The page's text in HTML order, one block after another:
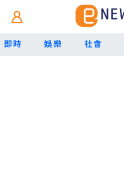
即時 娛樂 社會